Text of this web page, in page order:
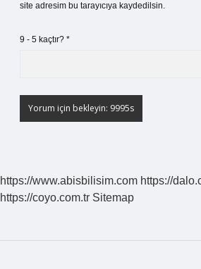
site adresim bu tarayıcıya kaydedilsin.
9 - 5 kaçtır? *
https://www.abisbilisim.com https://
https://coyo.com.tr Sitemap